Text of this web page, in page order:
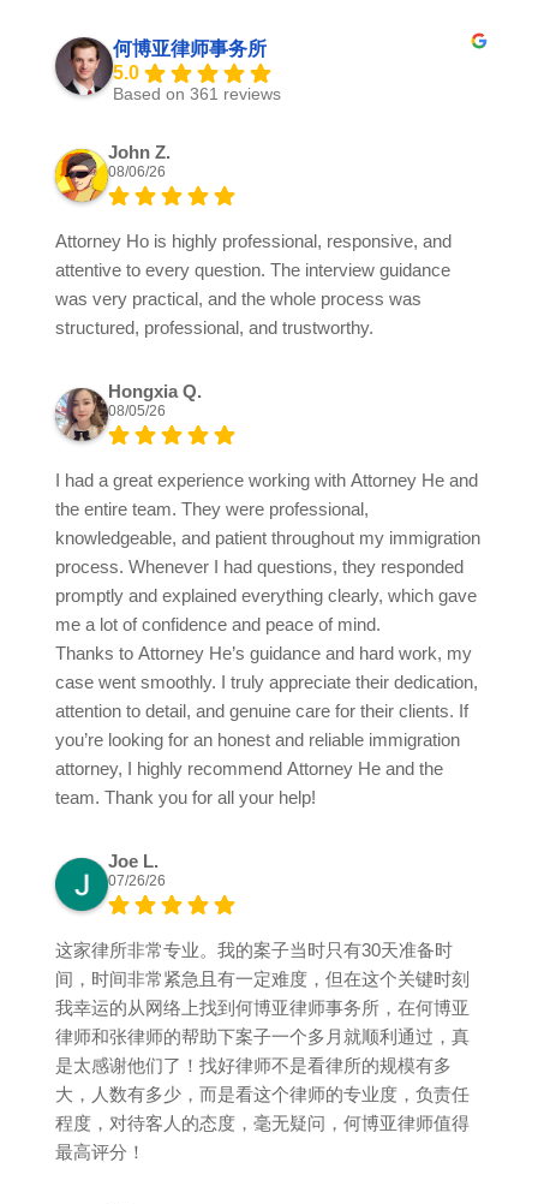
何博亚律师事务所
5.0
Based on 361 reviews
John Z.
08/06/26
Attorney Ho is highly professional, responsive, and
attentive to every question. The interview guidance
was very practical, and the whole process was
structured, professional, and trustworthy.
Hongxia Q.
08/05/26
I had a great experience working with Attorney He and
the entire team. They were professional,
knowledgeable, and patient throughout my immigration
process. Whenever I had questions, they responded
promptly and explained everything clearly, which gave
me a lot of confidence and peace of mind.
Thanks to Attorney He’s guidance and hard work, my
case went smoothly. I truly appreciate their dedication,
attention to detail, and genuine care for their clients. If
you’re looking for an honest and reliable immigration
attorney, I highly recommend Attorney He and the
team. Thank you for all your help!
Joe L.
07/26/26
这家律所非常专业。我的案子当时只有30天准备时
间，时间非常紧急且有一定难度，但在这个关键时刻
我幸运的从网络上找到何博亚律师事务所，在何博亚
律师和张律师的帮助下案子一个多月就顺利通过，真
是太感谢他们了！找好律师不是看律所的规模有多
大，人数有多少，而是看这个律师的专业度，负责任
程度，对待客人的态度，毫无疑问，何博亚律师值得
最高评分！